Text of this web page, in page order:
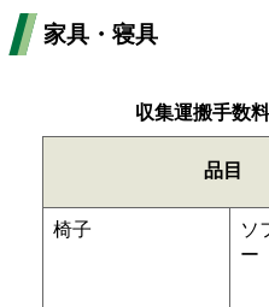
家具・寝具
収集運搬手数
品目
椅子
ソ
ー